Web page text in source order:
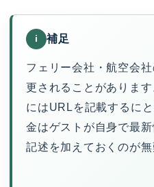
i 補足
フェリー会社・航空会
更されることがありま
にはURLを記載するに
金はゲストが自身で最
記述を加えておくのが無